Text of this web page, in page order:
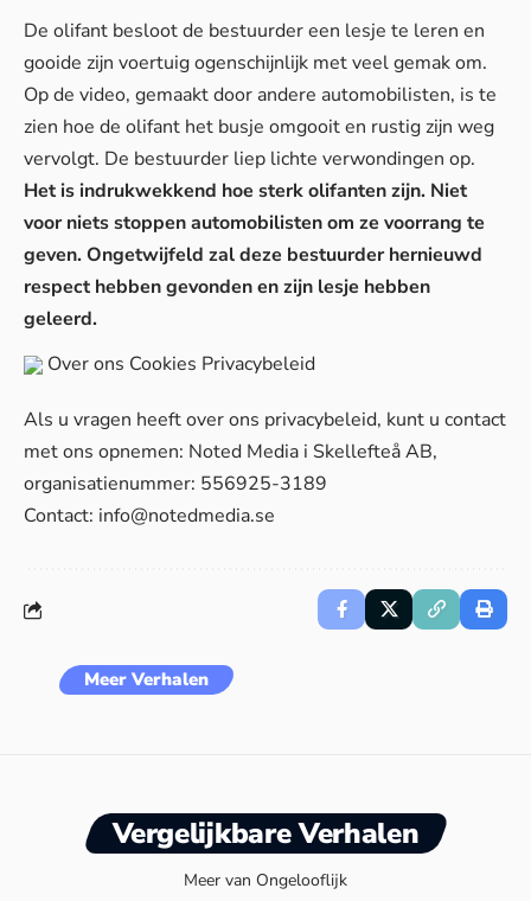
De olifant besloot de bestuurder een lesje te leren en
gooide zijn voertuig ogenschijnlijk met veel gemak om.
Op de video, gemaakt door andere automobilisten, is te
zien hoe de olifant het busje omgooit en rustig zijn weg
vervolgt. De bestuurder liep lichte verwondingen op.
Het is indrukwekkend hoe sterk olifanten zijn. Niet
voor niets stoppen automobilisten om ze voorrang te
geven. Ongetwijfeld zal deze bestuurder hernieuwd
respect hebben gevonden en zijn lesje hebben
geleerd.
Over ons Cookies Privacybeleid
Als u vragen heeft over ons privacybeleid, kunt u contact
met ons opnemen: Noted Media i Skellefteå AB,
organisatienummer: 556925-3189
Contact: info@notedmedia.se
Meer Verhalen
Vergelijkbare Verhalen
Meer van Ongelooflijk